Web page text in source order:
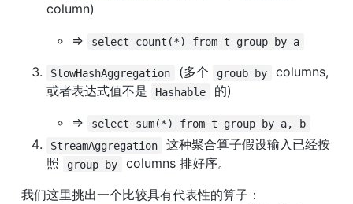
column)
=>
select count(*) from t group by a
SlowHashAggregation (多个 groub by
columns,
或者表达式值不是
Hashable
的)
=>
select sum(*) from t group by a, b
StreamAggregation
这种聚合算子假设输入已经按
照
group by
columns 排好序。
我们这里挑出一个比较具有代表性的算子：